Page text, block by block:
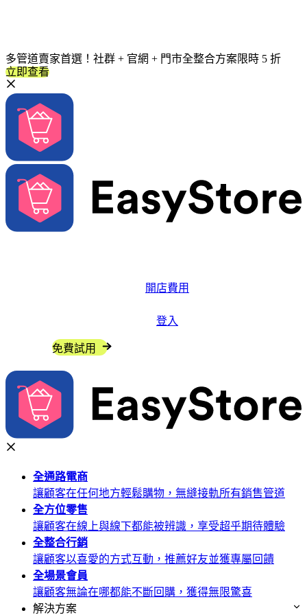
多管道賣家首選！社群 + 官網 + 門市全整合方案限時 5 折
立即查看
開店費用
登入
免費試用
全通路電商
讓顧客在任何地方輕鬆購物，無縫接軌所有銷售管道
全方位零售
讓顧客在線上與線下都能被辨識，享受超乎期待體驗
全整合行銷
讓顧客以喜愛的方式互動，推薦好友並獲專屬回饋
全場景會員
讓顧客無論在哪都能不斷回購，獲得無限驚喜
解決方案